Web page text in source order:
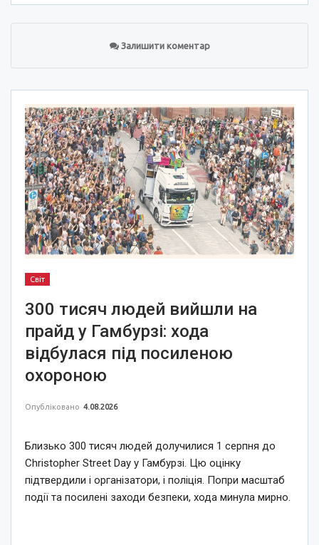
Залишити коментар
Світ
300 тисяч людей вийшли на
прайд у Гамбурзі: хода
відбулася під посиленою
охороною
Опубліковано 4.08.2026
Близько 300 тисяч людей долучилися 1 серпня до
Christopher Street Day у Гамбурзі. Цю оцінку
підтвердили і організатори, і поліція. Попри масштаб
події та посилені заходи безпеки, хода минула мирно.